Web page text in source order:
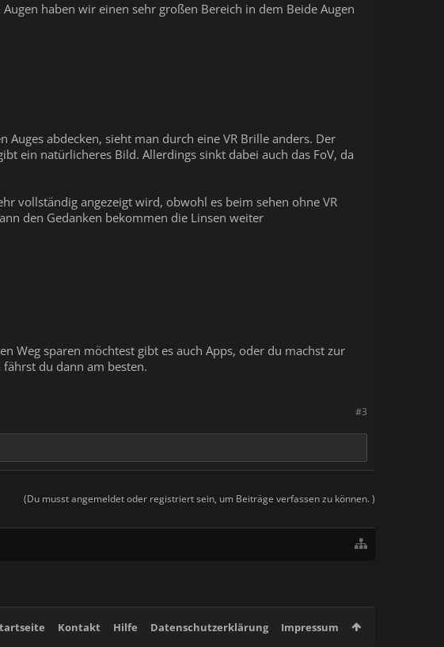
haben wir einen sehr großen Bereich in dem Beide Augen
abdecken, sieht man durch eine VR Brille anders. Der
ein natürlicheres Bild. Allerdings sinkt dabei auch das FoV, da
vollständig angezeigt wird, obwohl es beim sehen ohne VR
den Gedanken bekommen die Linsen weiter
Weg sparen möchtest gibt es auch Apps, oder du machst zur
du dann am besten.
#3
(Du musst angemeldet oder registriert sein, um Beiträge verfassen zu können. )
Kontakt Hilfe Datenschutzerklärung Impressum